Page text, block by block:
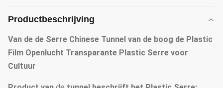
Productbeschrijving
Van de de Serre Chinese Tunnel van de boog de Plastic
Film Openlucht Transparante Plastic Serre voor
Cultuur